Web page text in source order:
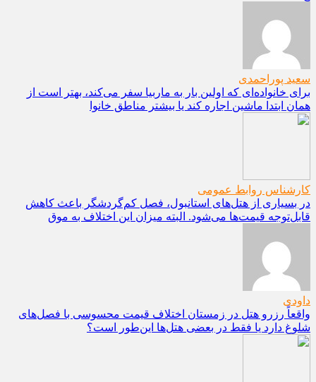
سعید پوراحمدی
برای خانواده‌ای که اولین بار به ماربیا سفر می‌کند، بهتر است از
همان ابتدا ماشین اجاره کند یا بیشتر مناطق خانوا
کارشناس روابط عمومی
در بسیاری از هتل‌های استانبول، فصل کم‌گردشگر باعث کاهش
قابل‌توجه قیمت‌ها می‌شود. البته میزان این اختلاف به موق
داودی
واقعاً رزرو هتل در زمستان اختلاف قیمت محسوسی با فصل‌های
شلوغ دارد یا فقط در بعضی هتل‌ها این‌طور است؟